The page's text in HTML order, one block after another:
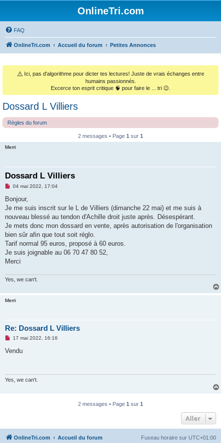
OnlineTri.com
FAQ
OnlineTri.com Accueil du forum Petites Annonces
⚠️ Ici, pas d'algorithme pour dicter tes lectures! Juste de vrais échanges entre
humains passionnés.
Excerce ton esprit critique 🧠 pour faire le ... tri 😉.
Dossard L Villiers
Règles du forum
2 messages • Page 1 sur 1
Merri
Dossard L Villiers
M
s
a
g
n
o
l
u
04 mai 2022, 17:04
Bonjour,
Je me suis inscrit sur le L de Villiers (dimanche 22 mai) et me suis à
nouveau blessé au tendon d'Achille droit juste après. Désespérant.
Je mets donc mon dossard en vente, après autorisation de l'organisation
bien sûr afin que tout soit réglo.
Tarif normal 95 euros, proposé à 60 euros.
Je suis joignable au 06 70 47 80 52,
Merci
Yes, we can't.
Merri
Re: Dossard L Villiers
M
s
n
17 mai 2022, 16:16
Vendu
Yes, we can't.
2 messages • Page 1 sur 1
Aller
OnlineTri.com Accueil du forum Fuseau horaire sur UTC+01:00